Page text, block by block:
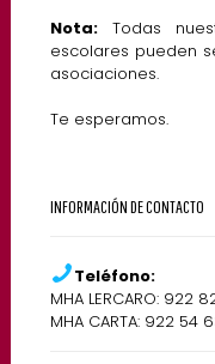
Nota:Todas
escolares pueden
asociaciones.
Te esperamos.
INFORMACIÓN DE CONTACTO
Teléfono:
MHA LERCARO: 922
MHA CARTA: 922 54